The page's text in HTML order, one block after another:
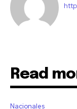
Read
Nacionales